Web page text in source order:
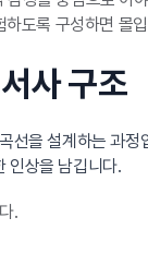
도록 구성하면 몰
사 구조
선을 설계하는 과정
인상을 남깁니다.
.